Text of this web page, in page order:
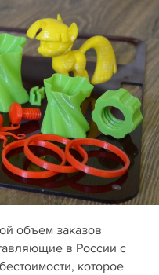
объем заказов
в России с
которое